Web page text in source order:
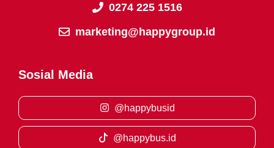
0274 225 1516
marketing@happygroup.id
Sosial Media
@happybusid
@happybus.id